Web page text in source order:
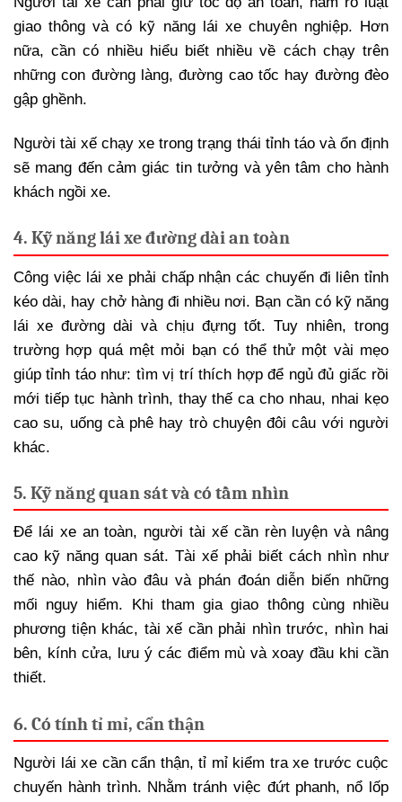
giao thông và có kỹ năng lái xe chuyên nghiệp. Hơn
nữa, cần có nhiều hiểu biết nhiều về cách chạy trên
những con đường làng, đường cao tốc hay đường đèo
gập ghềnh.
Người tài xế chạy xe trong trạng thái tỉnh táo và ổn định
sẽ mang đến cảm giác tin tưởng và yên tâm cho hành
khách ngồi xe.
4. Kỹ năng lái xe đường dài an toàn
Công việc lái xe phải chấp nhận các chuyến đi liên tỉnh
kéo dài, hay chở hàng đi nhiều nơi. Bạn cần có kỹ năng
lái xe đường dài và chịu đựng tốt. Tuy nhiên, trong
trường hợp quá mệt mỏi bạn có thể thử một vài mẹo
giúp tỉnh táo như: tìm vị trí thích hợp để ngủ đủ giấc rồi
mới tiếp tục hành trình, thay thế ca cho nhau, nhai kẹo
cao su, uống cà phê hay trò chuyện đôi câu với người
khác.
5. Kỹ năng quan sát và có tầm nhìn
Để lái xe an toàn, người tài xế cần rèn luyện và nâng
cao kỹ năng quan sát. Tài xế phải biết cách nhìn như
thế nào, nhìn vào đâu và phán đoán diễn biến những
mối nguy hiểm. Khi tham gia giao thông cùng nhiều
phương tiện khác, tài xế cần phải nhìn trước, nhìn hai
bên, kính cửa, lưu ý các điểm mù và xoay đầu khi cần
thiết.
6. Có tính tỉ mỉ, cẩn thận
Người lái xe cần cẩn thận, tỉ mỉ kiểm tra xe trước cuộc
chuyến hành trình. Nhằm tránh việc đứt phanh, nổ lốp